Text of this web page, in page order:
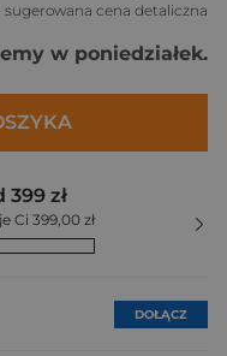
sugerowana cena detaliczna
w poniedziałek.
zł
Ci 399,00 zł
DOŁĄCZ